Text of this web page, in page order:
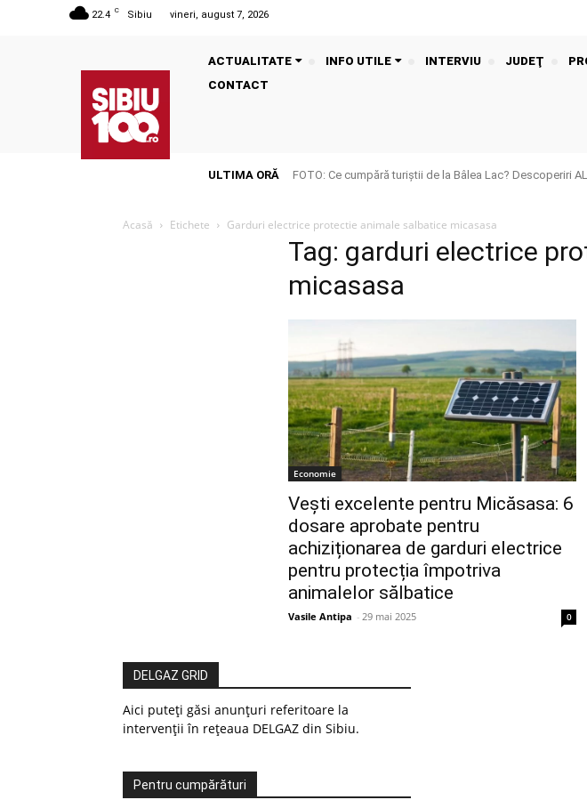
22.4 C Sibiu vineri, august 7, 2026
ACTUALITATE INFO UTILE INTERVIU JUDEŢ
CONTACT
ULTIMA ORĂ FOTO: Ce cumpără turiștii de la Bâlea Lac? Descoperiri
Acasă Etichete Garduri electrice protectie animale salbatice micasasa
Tag: garduri electrice
micasasa
Economie
Vești excelente pentru Micăsasa: 6
dosare aprobate pentru
achiziționarea de garduri electrice
pentru protecția împotriva
animalelor sălbatice
Vasile Antipa - 29 mai 2025 0
DELGAZ GRID
Aici puteți găsi anunțuri referitoare la
intervenții în rețeaua DELGAZ din Sibiu.
Pentru cumpărături